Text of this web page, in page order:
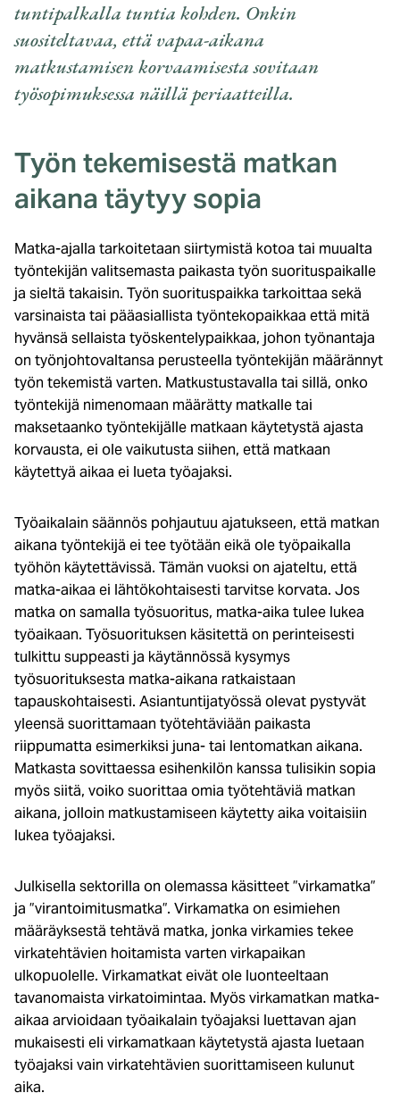
tuntipalkalla tuntia kohden. Onkin
suositeltavaa, että vapaa-aikana
matkustamisen korvaamisesta sovitaan
työsopimuksessa näillä periaatteilla.
Työn tekemisestä matkan
aikana täytyy sopia
Matka-ajalla tarkoitetaan siirtymistä kotoa tai muualta
työntekijän valitsemasta paikasta työn suorituspaikalle
ja sieltä takaisin. Työn suorituspaikka tarkoittaa sekä
varsinaista tai pääasiallista työntekopaikkaa että mitä
hyvänsä sellaista työskentelypaikkaa, johon työnantaja
on työnjohtovaltansa perusteella työntekijän määrännyt
työn tekemistä varten. Matkustustavalla tai sillä, onko
työntekijä nimenomaan määrätty matkalle tai
maksetaanko työntekijälle matkaan käytetystä ajasta
korvausta, ei ole vaikutusta siihen, että matkaan
käytettyä aikaa ei lueta työajaksi.
Työaikalain säännös pohjautuu ajatukseen, että matkan
aikana työntekijä ei tee työtään eikä ole työpaikalla
työhön käytettävissä. Tämän vuoksi on ajateltu, että
matka-aikaa ei lähtökohtaisesti tarvitse korvata. Jos
matka on samalla työsuoritus, matka-aika tulee lukea
työaikaan. Työsuorituksen käsitettä on perinteisesti
tulkittu suppeasti ja käytännössä kysymys
työsuorituksesta matka-aikana ratkaistaan
tapauskohtaisesti. Asiantuntijatyössä olevat pystyvät
yleensä suorittamaan työtehtäviään paikasta
riippumatta esimerkiksi juna- tai lentomatkan aikana.
Matkasta sovittaessa esihenkilön kanssa tulisikin sopia
myös siitä, voiko suorittaa omia työtehtäviä matkan
aikana, jolloin matkustamiseen käytetty aika voitaisiin
lukea työajaksi.
Julkisella sektorilla on olemassa käsitteet ”virkamatka”
ja ”virantoimitusmatka”. Virkamatka on esimiehen
määräyksestä tehtävä matka, jonka virkamies tekee
virkatehtävien hoitamista varten virkapaikan
ulkopuolelle. Virkamatkat eivät ole luonteeltaan
tavanomaista virkatoimintaa. Myös virkamatkan matka-
aikaa arvioidaan työaikalain työajaksi luettavan ajan
mukaisesti eli virkamatkaan käytetystä ajasta luetaan
työajaksi vain virkatehtävien suorittamiseen kulunut
aika.